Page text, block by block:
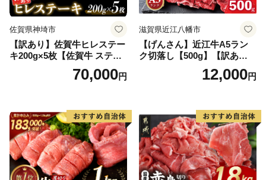
佐賀県神埼市
【訳あり】佐賀牛ヒレステー
キ200g×5枚【佐賀牛 ステー
キ ブランド肉 ヒレ肉 フィレ
肉 ジューシー ヘルシー】(H0
70,000円
滋賀県近江八幡市
【げんさん】近江牛A5ラン
ク切落し【500g】【訳あり】
12,000円